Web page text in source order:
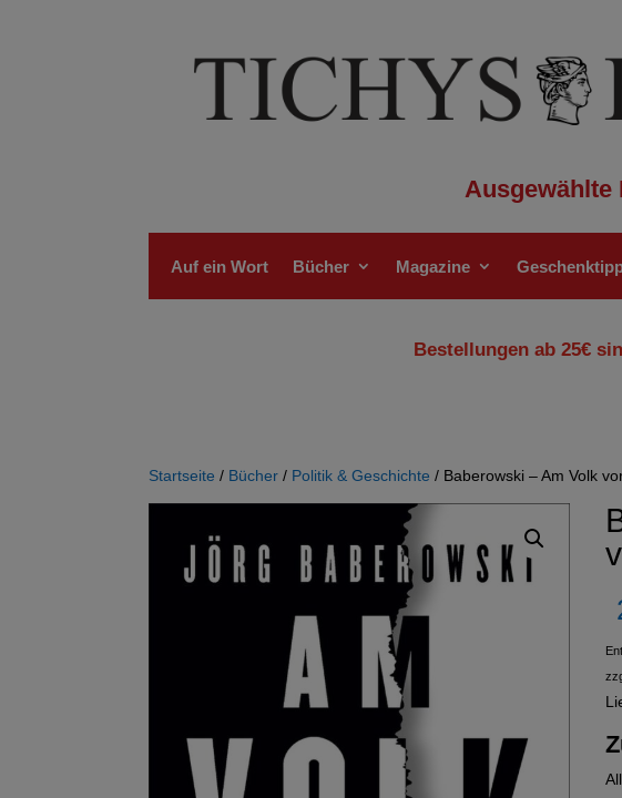
Auf ein Wort Bücher Magazine
Bestellungen ab 25€
Startseite / Bücher / Politik & Geschichte / Baberowski – Am Volk